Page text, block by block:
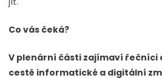
Co vás čeká?
V plenární části zajímaví
cestě informatické a digitální